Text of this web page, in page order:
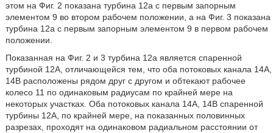
этом на Фиг. 2 показана турбина 12а с первым запорным
элементом 9 во втором рабочем положении, а на Фиг. 3 показана
турбина 12а с первым запорным элементом 9 в первом рабочем
положении.
Показанная на Фиг. 2 и 3 турбина 12а является спаренной
турбиной 12А, отличающейся тем, что оба потоковых канала 14А,
14В расположены рядом друг с другом и обтекают рабочее
колесо 11 по одинаковым радиусам по крайней мере на
некоторых участках. Оба потоковых канала 14А, 14В спаренной
турбины 12А, по крайней мере, на показанных половинных
разрезах, проходят на одинаковом радиальном расстоянии от